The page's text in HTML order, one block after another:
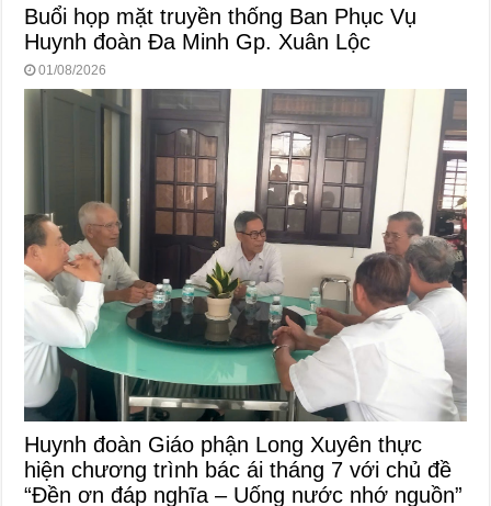
Buổi họp mặt truyền thống Ban Phục Vụ
Huynh đoàn Đa Minh Gp. Xuân Lộc
01/08/2026
Huynh đoàn Giáo phận Long Xuyên thực
hiện chương trình bác ái tháng 7 với chủ đề
“Đền ơn đáp nghĩa – Uống nước nhớ nguồn”